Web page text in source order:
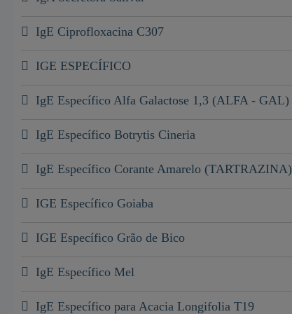
IgE Ciprofloxacina C307
IGE ESPECÍFICO
IgE Específico Alfa Galactose 1,3 (ALFA - GAL)
IgE Específico Botrytis Cineria
IgE Específico Corante Amarelo (TARTRAZINA)
IGE Específico Goiaba
IGE Específico Grão de Bico
IgE Específico Mel
IgE Específico para Acacia Longifolia T19